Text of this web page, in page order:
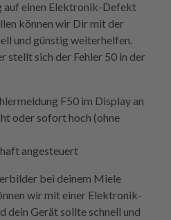
auf einen Elektronik-Defekt
können wir Dir mit der
und günstig weiterhelfen.
stellt sich der Fehler 50 in der
F50 im Display an
oder sofort hoch (ohne
angesteuert
bei deinem Miele
wir mit einer Elektronik-
dein Gerät sollte schnell und